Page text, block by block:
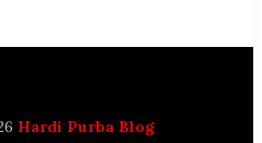
Hardi Purba Blog